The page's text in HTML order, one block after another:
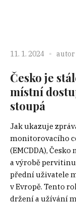
11. 1. 2024 autor
Česko je
místní
stoupá
Jak ukazuje
monitorovacího
(EMCDDA),
a výrobě
přední uživatele
v Evropě. Tento
držení a užívání